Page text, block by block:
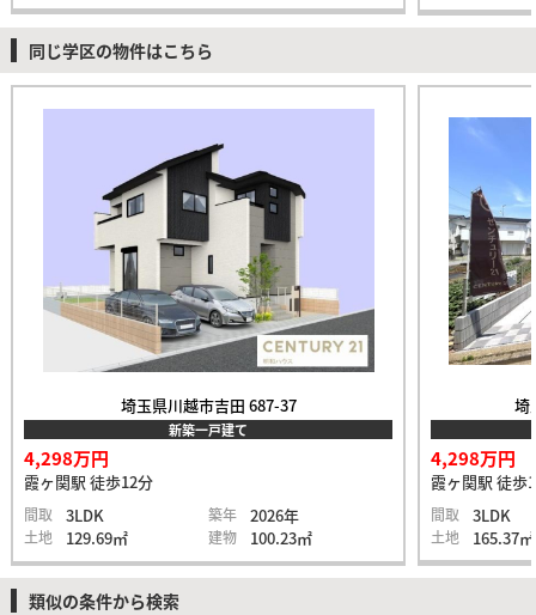
同じ学区の物件はこちら
埼玉県川越市吉田 687-37
新築一戸建て
4,298万円
霞ヶ関駅 徒歩12分
間取 3LDK 築年 2026年
土地 129.69㎡ 建物 100.23㎡
埼
4,298万円
霞ヶ関駅 徒歩
間取 3LDK
土地 165.37㎡
類似の条件から検索